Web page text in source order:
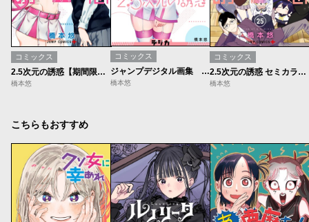
コミックス
2.5次元の誘惑【期間限定無料】
橋本悠
コミックス
ジャンプデジタル画集 デジガ 2.5次元の誘惑
橋本悠
コミックス
2.5次元の誘惑 セミカラー版
橋本悠
こちらもおすすめ